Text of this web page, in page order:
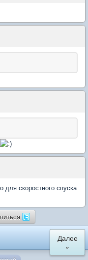
для скоростного спуска
Далее
»